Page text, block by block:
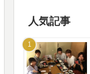
人気記事